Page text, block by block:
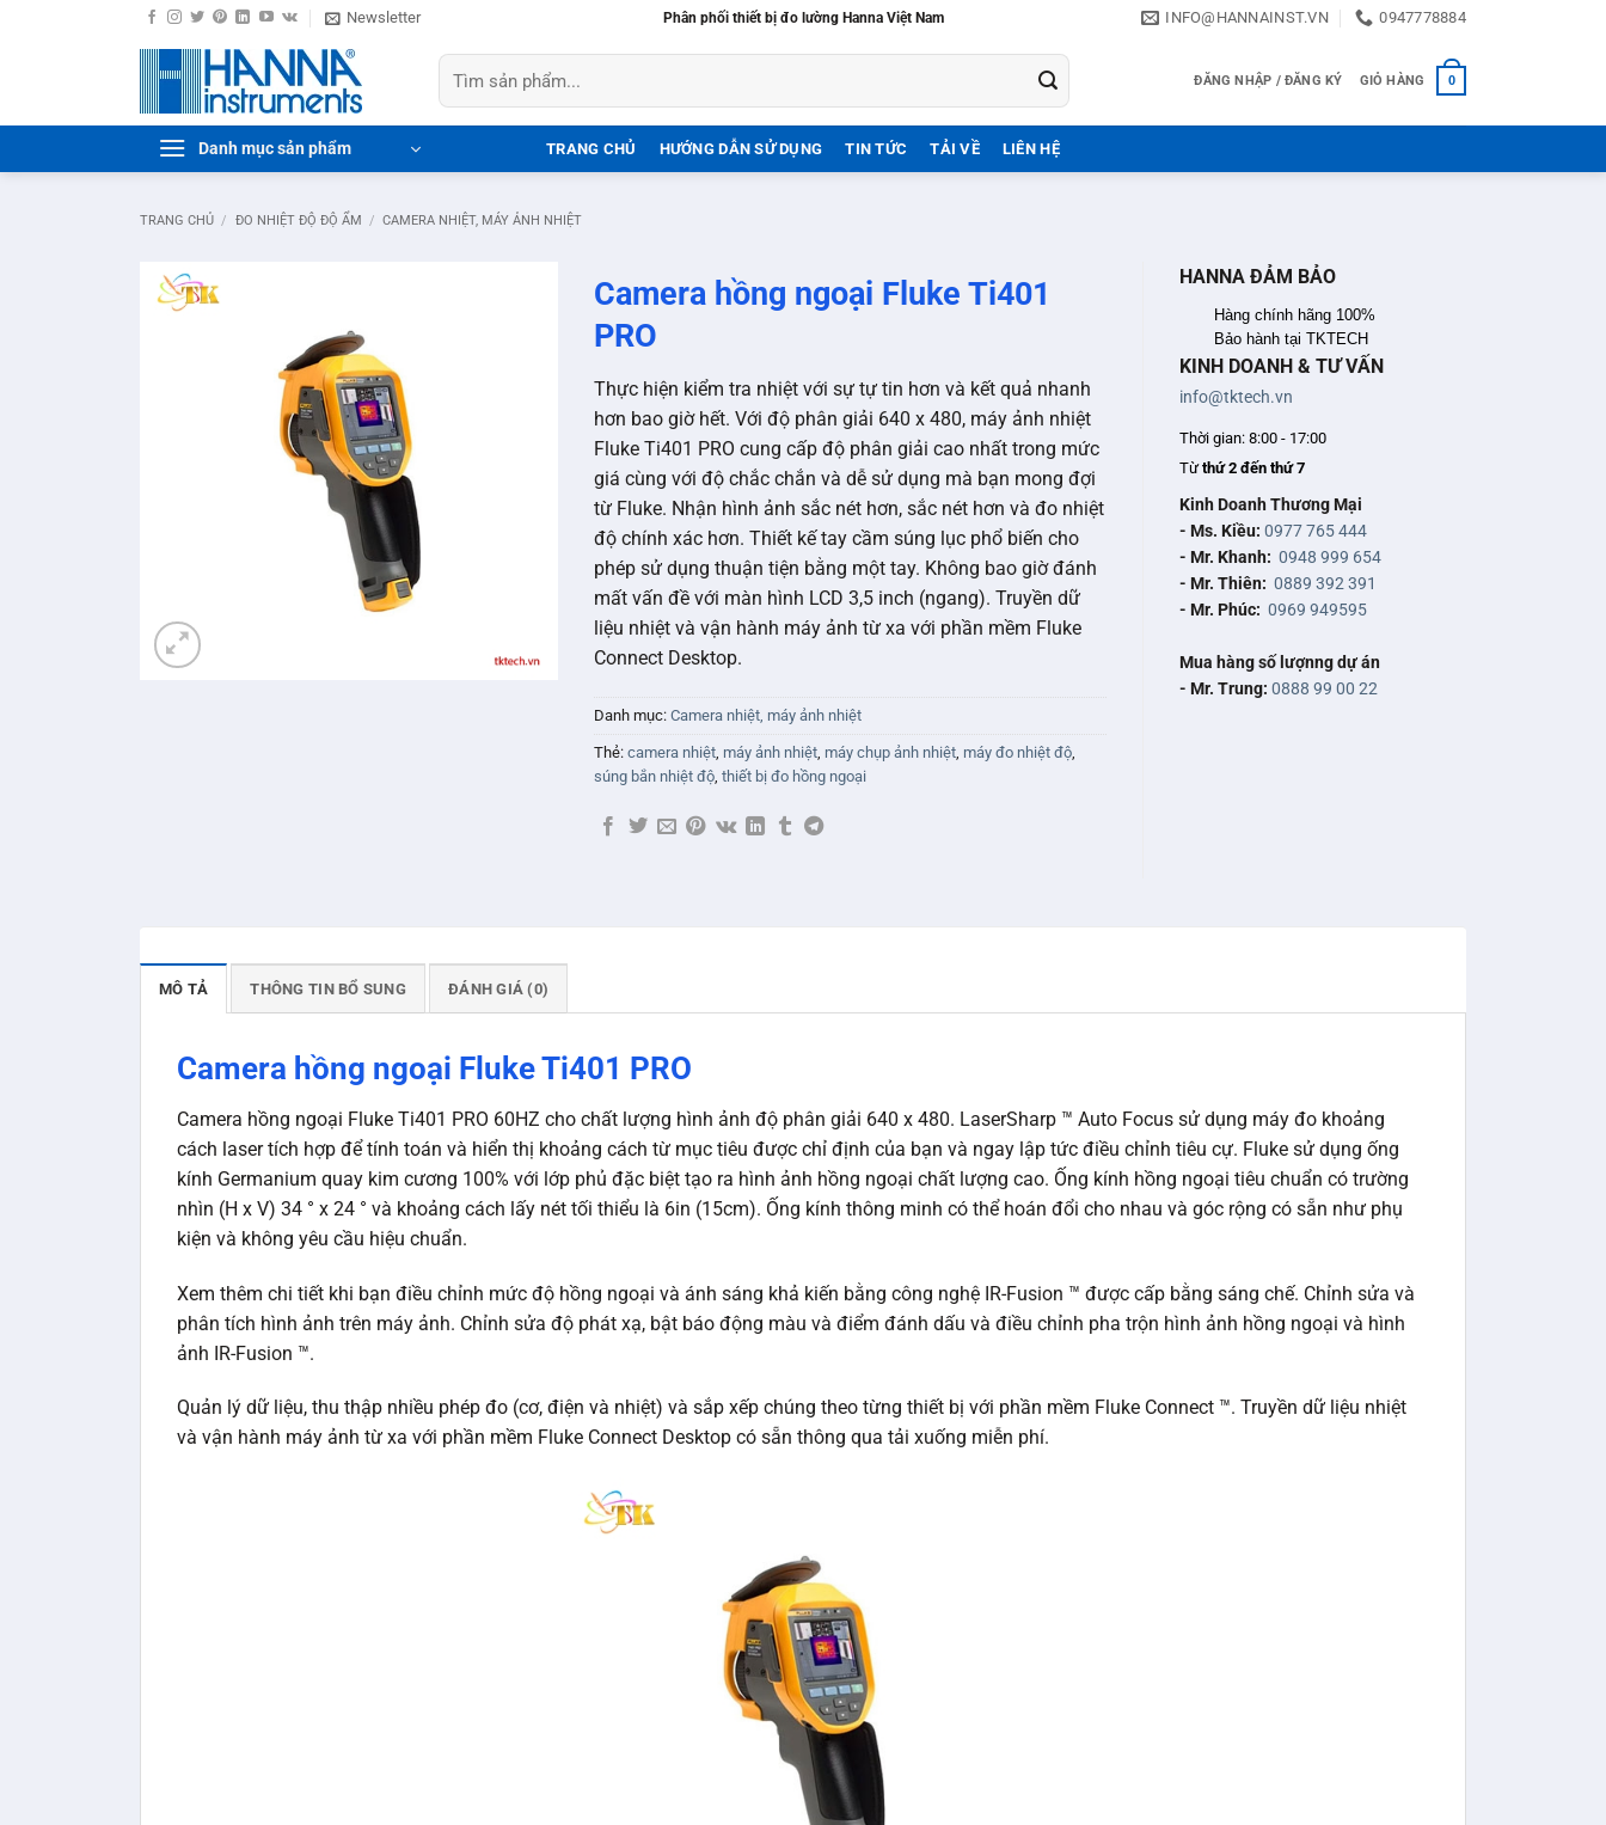
Newsletter Phân phối thiết bị đo lường Hanna Việt Nam INFO@HANNAINST.VN 0947778884
Tìm
kiếm:
ĐĂNG NHẬP / ĐĂNG KÝ GIỎ HÀNG 0
Danh mục sản phẩm TRANG CHỦ HƯỚNG DẪN SỬ DỤNG TIN TỨC TẢI VỀ LIÊN HỆ
TRANG CHỦ / ĐO NHIỆT ĐỘ ĐỘ ẨM / CAMERA NHIỆT, MÁY ẢNH NHIỆT
Camera hồng ngoại Fluke Ti401
PRO
Thực hiện kiểm tra nhiệt với sự tự tin hơn và kết quả nhanh
hơn bao giờ hết. Với độ phân giải 640 x 480, máy ảnh nhiệt
Fluke Ti401 PRO cung cấp độ phân giải cao nhất trong mức
giá cùng với độ chắc chắn và dễ sử dụng mà bạn mong đợi
từ Fluke. Nhận hình ảnh sắc nét hơn, sắc nét hơn và đo nhiệt
độ chính xác hơn. Thiết kế tay cầm súng lục phổ biến cho
phép sử dụng thuận tiện bằng một tay. Không bao giờ đánh
mất vấn đề với màn hình LCD 3,5 inch (ngang). Truyền dữ
liệu nhiệt và vận hành máy ảnh từ xa với phần mềm Fluke
Connect Desktop.
Danh mục: Camera nhiệt, máy ảnh nhiệt
Thẻ: camera nhiệt, máy ảnh nhiệt, máy chụp ảnh nhiệt, máy đo nhiệt độ,
súng bắn nhiệt độ, thiết bị đo hồng ngoại
HANNA ĐẢM BẢO
Hàng chính hãng 100%
Bảo hành tại TKTECH
KINH DOANH & TƯ VẤN
info@tktech.vn
Thời gian: 8:00 - 17:00
Từthứ 2 đến thứ 7
Kinh Doanh Thương Mại
- Ms. Kiều: 0977 765 444
- Mr. Khanh: 0948 999 654
- Mr. Thiên: 0889 392 391
- Mr. Phúc: 0969 949595
Mua hàng số lượnng dự án
- Mr. Trung: 0888 99 00 22
MÔ TẢ THÔNG TIN BỔ SUNG ĐÁNH GIÁ (0)
Camera hồng ngoại Fluke Ti401 PRO
Camera hồng ngoại Fluke Ti401 PRO 60HZ cho chất lượng hình ảnh độ phân giải 640 x 480. LaserSharp ™ Auto Focus sử dụng máy đo khoảng
cách laser tích hợp để tính toán và hiển thị khoảng cách từ mục tiêu được chỉ định của bạn và ngay lập tức điều chỉnh tiêu cự. Fluke sử dụng ống
kính Germanium quay kim cương 100% với lớp phủ đặc biệt tạo ra hình ảnh hồng ngoại chất lượng cao. Ống kính hồng ngoại tiêu chuẩn có trường
nhìn (H x V) 34 ° x 24 ° và khoảng cách lấy nét tối thiểu là 6in (15cm). Ống kính thông minh có thể hoán đổi cho nhau và góc rộng có sẵn như phụ
kiện và không yêu cầu hiệu chuẩn.
Xem thêm chi tiết khi bạn điều chỉnh mức độ hồng ngoại và ánh sáng khả kiến ​​bằng công nghệ IR-Fusion ™ được cấp bằng sáng chế. Chỉnh sửa và
phân tích hình ảnh trên máy ảnh. Chỉnh sửa độ phát xạ, bật báo động màu và điểm đánh dấu và điều chỉnh pha trộn hình ảnh hồng ngoại và hình
ảnh IR-Fusion ™.
Quản lý dữ liệu, thu thập nhiều phép đo (cơ, điện và nhiệt) và sắp xếp chúng theo từng thiết bị với phần mềm Fluke Connect ™. Truyền dữ liệu nhiệt
và vận hành máy ảnh từ xa với phần mềm Fluke Connect Desktop có sẵn thông qua tải xuống miễn phí.